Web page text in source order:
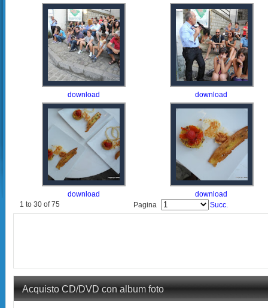
download download
download
download
1 to 30 of 75
Pagina Succ.
Acquisto CD/DVD con album foto